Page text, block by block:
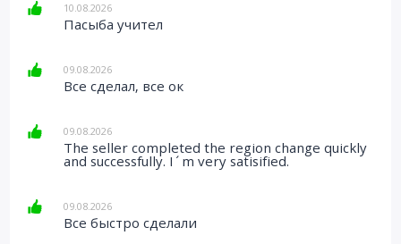
10.08.2026
Пасыба учител
09.08.2026
Все сделал, все ок
09.08.2026
The seller completed the region change quickly
and successfully. I´m very satisified.
09.08.2026
Все быстро сделали